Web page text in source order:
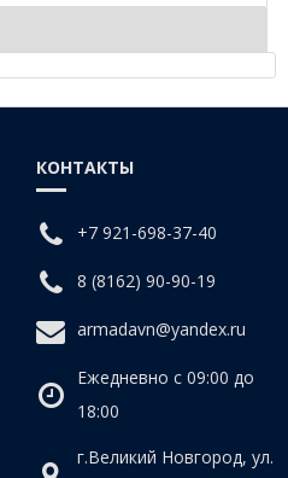
Средняя
B (продольно-винтовой прокат)
КОНТАКТЫ
+7 921-698-37-40
8 (8162) 90-90-19
armadavn@yandex.ru
Ежедневно с 09:00 до
18:00
г.Великий Новгород, ул.